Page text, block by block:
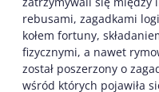
rebusami, zagadkami
kołem fortuny,
fizycznymi, a nawet
został poszerzony o
wśród których pojawiła